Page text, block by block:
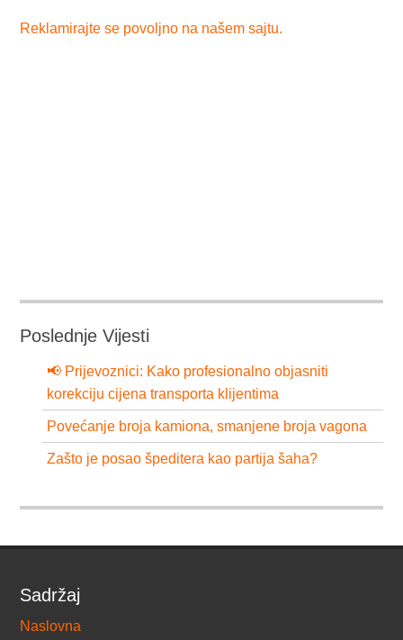
Reklamirajte se povoljno na našem sajtu.
Poslednje Vijesti
📢 Prijevoznici: Kako profesionalno objasniti
korekciju cijena transporta klijentima
Povećanje broja kamiona, smanjene broja vagona
Zašto je posao špeditera kao partija šaha?
Sadržaj
Naslovna